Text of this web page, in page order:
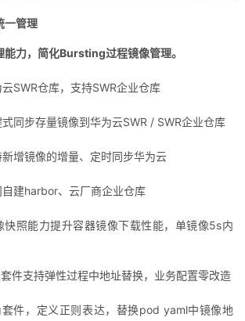
一管理
能力，简化Bursting过程镜像管理。
SWR仓库，支持SWR企业仓库
同步存量镜像到华为云SWR / SWR企业仓库
增镜像的增量、定时同步华为云
建harbor、云厂商企业仓库
快照能力提升容器镜像下载性能，单镜像5s内
件支持弹性过程中地址替换，业务配置零改造
件，定义正则表达，替换pod yaml中镜像地